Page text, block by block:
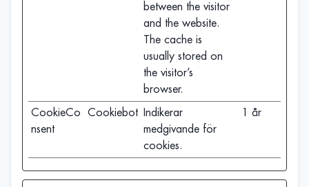
between the visitor
and the website.
The cache is
usually stored on
the visitor’s
browser.
CookieCo
nsent
Cookiebot
Indikerar
medgivande för
cookies.
1 år